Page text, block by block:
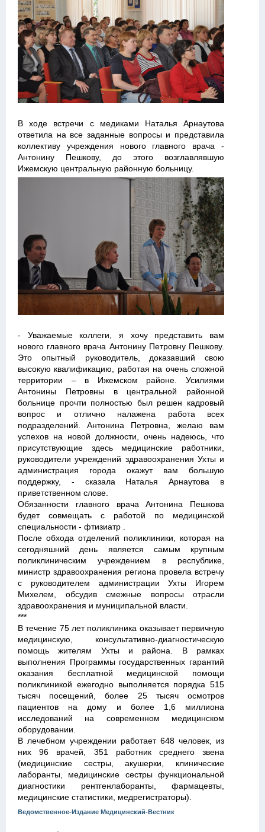
В ходе встречи с медиками Наталья Арнаутова
ответила на все заданные вопросы и представила
коллективу учреждения нового главного врача -
Антонину Пешкову, до этого возглавлявшую
Ижемскую центральную районную больницу.
- Уважаемые коллеги, я хочу представить вам
нового главного врача Антонину Петровну Пешкову.
Это опытный руководитель, доказавший свою
высокую квалификацию, работая на очень сложной
территории – в Ижемском районе. Усилиями
Антонины Петровны в центральной районной
больнице прочти полностью был решен кадровый
вопрос и отлично налажена работа всех
подразделений. Антонина Петровна, желаю вам
успехов на новой должности, очень надеюсь, что
присутствующие здесь медицинские работники,
руководители учреждений здравоохранения Ухты и
администрация города окажут вам большую
поддержку, - сказала Наталья Арнаутова в
приветственном слове.
Обязанности главного врача Антонина Пешкова
будет совмещать с работой по медицинской
специальности - фтизиатр .
После обхода отделений поликлиники, которая на
сегодняшний день является самым крупным
поликлиническим учреждением в республике,
министр здравоохранения региона провела встречу
с руководителем администрации Ухты Игорем
Михелем, обсудив смежные вопросы отрасли
здравоохранения и муниципальной власти.
***
В течение 75 лет поликлиника оказывает первичную
медицинскую, консультативно-диагностическую
помощь жителям Ухты и района. В рамках
выполнения Программы государственных гарантий
оказания бесплатной медицинской помощи
поликлиникой ежегодно выполняется порядка 515
тысяч посещений, более 25 тысяч осмотров
пациентов на дому и более 1,6 миллиона
исследований на современном медицинском
оборудовании.
В лечебном учреждении работает 648 человек, из
них 96 врачей, 351 работник среднего звена
(медицинские сестры, акушерки, клинические
лаборанты, медицинские сестры функциональной
диагностики рентгенлаборанты, фармацевты,
медицинские статистики, медрегистраторы).
Ведомственное-Издание Медицинский-Вестник